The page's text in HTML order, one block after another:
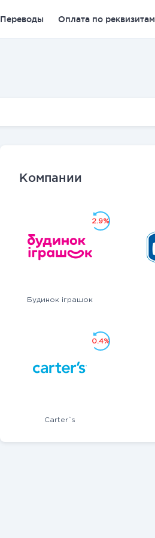
Переводы Оплата по реквизитам
Компании
Будинок іграшок
2.9%
Carter`s
0.4%